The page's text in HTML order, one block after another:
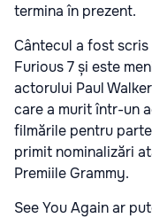
termina în prezent.
Cântecul a fost
Furious 7 și este
actorului Paul
care a murit într-un
filmările pentru
primit nominalizări
Premiile Grammy.
See You Again ar